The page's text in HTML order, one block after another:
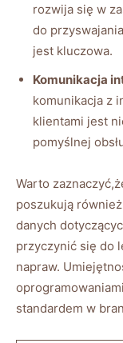
rozwija się w
do
jest kluczowa.
Komunikacja
komunikacja z
klientami jest
pomyślnej
Warto
poszukują również
danych
przyczynić się do
napraw.
standardem w